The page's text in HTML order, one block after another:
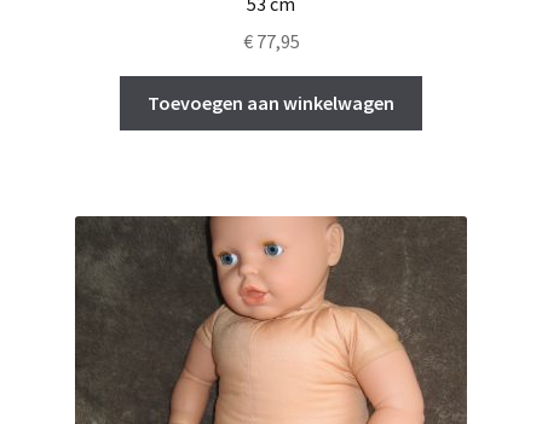
€77,95
Toevoegen aan winkelwagen